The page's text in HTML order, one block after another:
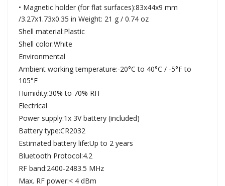
• Magnetic holder (for flat surfaces):83x44x9 mm
/3.27x1.73x0.35 in Weight: 21 g / 0.74 oz
Shell material:Plastic
Shell color:White
Environmental
Ambient working temperature:-20°C to 40°C / -5°F to
105°F
Humidity:30% to 70% RH
Electrical
Power supply:1x 3V battery (included)
Battery type:CR2032
Estimated battery life:Up to 2 years
Bluetooth Protocol:4.2
RF band:2400-2483.5 MHz
Max. RF power:< 4 dBm